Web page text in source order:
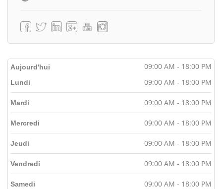
Aujourd'hui 09:00 AM - 18:00 PM
Lundi 09:00 AM - 18:00 PM
Mardi 09:00 AM - 18:00 PM
Mercredi 09:00 AM - 18:00 PM
Jeudi 09:00 AM - 18:00 PM
Vendredi 09:00 AM - 18:00 PM
Samedi 09:00 AM - 18:00 PM